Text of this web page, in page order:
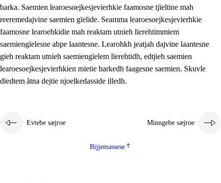
barka. Saemien learoesoejkesjevierhkie faamosne tjïeltine mah
reeremedajvine saemien gïelide. Seamma learoesoejkesjevierhkie
faamosne learoehkidie mah reaktam utnieh lïerehtimmiem
saemiengïelesne abpe laantesne. Learohkh jeatjah dajvine laantesne
gïeh reaktam utnieh saemiengïelem lïerehtidh, edtjieh saemien
learoesoejkesjevierhkien mietie barkedh faagesne saemien. Skuvle
dïedtem åtna dejtie njoelkedasside illedh.
Evtebe sæjroe Minngebe sæjroe
Bijjemassese